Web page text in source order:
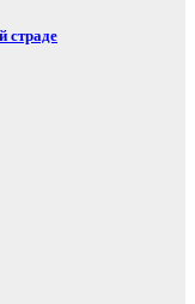
страде